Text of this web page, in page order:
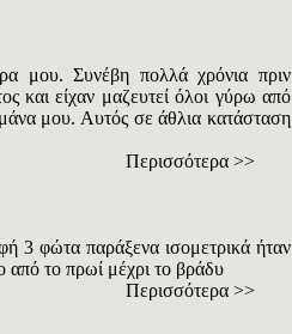
μου. Συνέβη πολλά χρόνια πριν
και είχαν μαζευτεί όλοι γύρω από
μου. Αυτός σε άθλια κατάσταση
Περισσότερα >>
3 φώτα παράξενα ισομετρικά ήταν
το πρωί μέχρι το βράδυ
Περισσότερα >>